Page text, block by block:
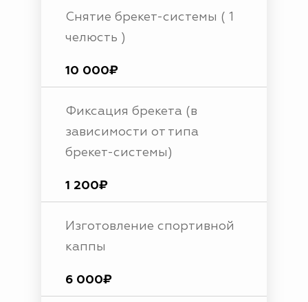
Снятие брекет-системы ( 1
челюсть )
10 000₽
Фиксация брекета (в
зависимости от типа
брекет-системы)
1 200₽
Изготовление спортивной
каппы
6 000₽